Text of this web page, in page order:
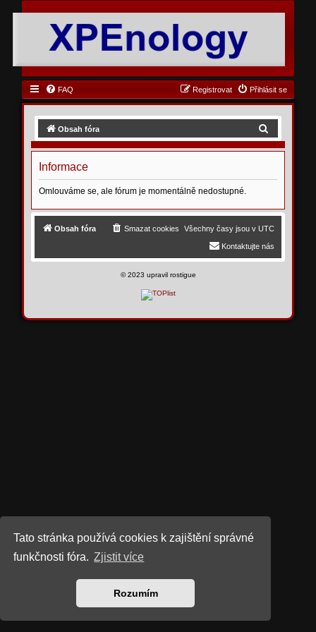
Tato stránka používá cookies k zajištění správné
funkčnosti fóra. Zjistit více
Rozumím
FAQ Přihlásit se
Registrovat
Obsah fóra
d
t
Informace
Omlouváme se, ale fórum je momentálně nedostupné.
Obsah fóra Všechny časy jsou v UTC
Smazat cookies
Kontaktujte nás
©2023 upravil rostigue